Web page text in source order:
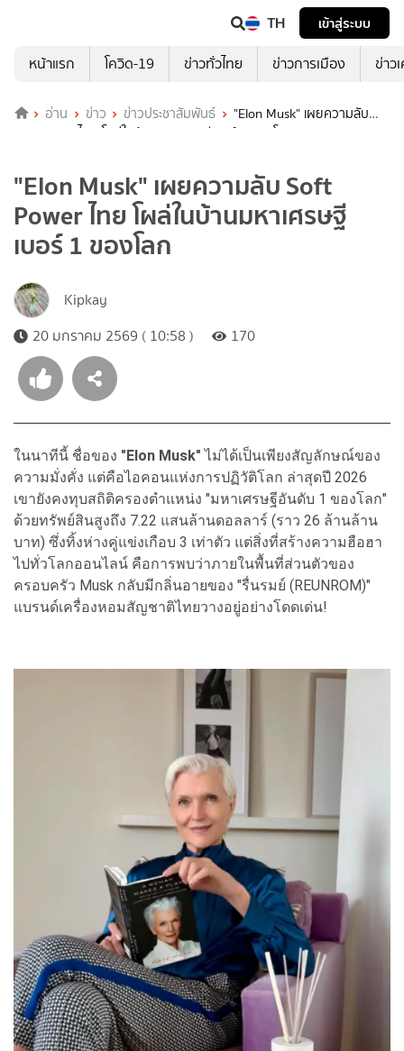
TH
เข้าสู่ระบบ
หน้าแรก
โควิด-19 ข่าวทั่วไทย ข่าวการเมือง ข่าว
อ่าน ข่าว ข่าวประชาสัมพันธ์
"Elon Musk" เผยความลับ
Soft Power ไทย โผล่ในบ้านมหาเศรษฐีเบอร์ 1 ของโลก
"Elon Musk" เผยความลับ Soft
Power ไทย โผล่ในบ้านมหาเศรษฐี
เบอร์ 1 ของโลก
Kipkay
20 มกราคม 2569 ( 10:58 )
170
ในนาทีนี้ ชื่อของ "Elon Musk" ไม่ได้เป็นเพียงสัญลักษณ์ของ
ความมั่งคั่ง แต่คือไอคอนแห่งการปฏิวัติโลก ล่าสุดปี 2026
เขายังคงทุบสถิติครองตำแหน่ง "มหาเศรษฐีอันดับ 1 ของโลก"
ด้วยทรัพย์สินสูงถึง 7.22 แสนล้านดอลลาร์ (ราว 26 ล้านล้าน
บาท) ซึ่งทิ้งห่างคู่แข่งเกือบ 3 เท่าตัว แต่สิ่งที่สร้างความฮือฮา
ไปทั่วโลกออนไลน์ คือการพบว่าภายในพื้นที่ส่วนตัวของ
ครอบครัว Musk กลับมีกลิ่นอายของ "รื่นรมย์ (REUNROM)"
แบรนด์เครื่องหอมสัญชาติไทยวางอยู่อย่างโดดเด่น!